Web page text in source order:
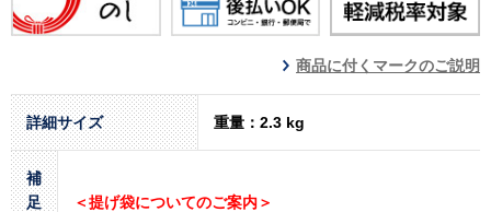
商品に付くマークのご説明
詳細サイズ 重量：2.3 kg
補
足
＜提げ袋についてのご案内＞